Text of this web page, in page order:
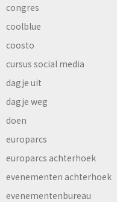
congres
coolblue
coosto
cursus social media
dagje uit
dagje weg
doen
europarcs
europarcs achterhoek
evenementen achterhoek
evenementenbureau